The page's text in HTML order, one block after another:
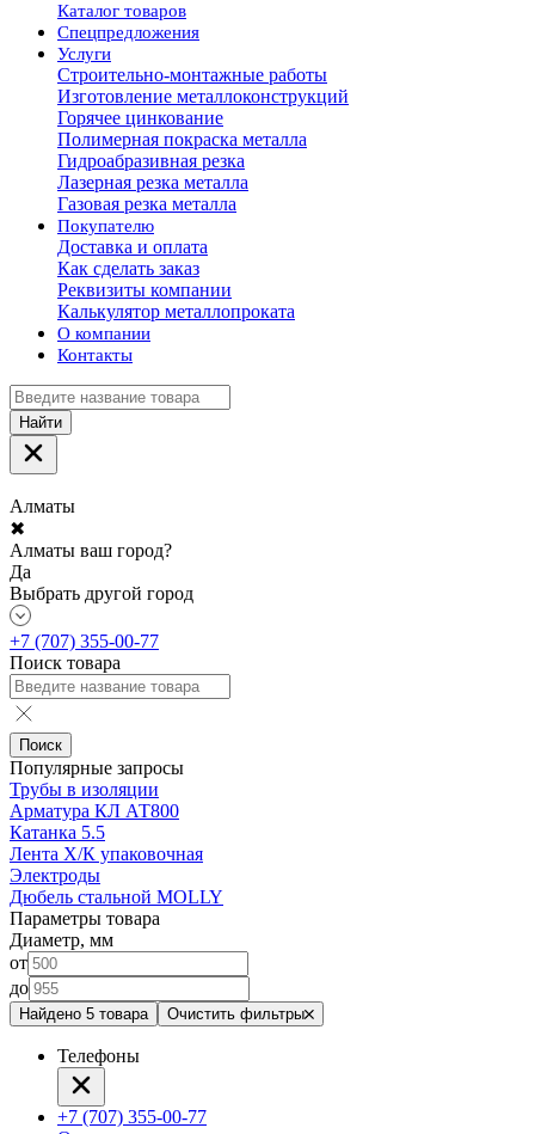
Каталог товаров
Спецпредложения
Услуги
Строительно-монтажные работы
Изготовление металлоконструкций
Горячее цинкование
Полимерная покраска металла
Гидроабразивная резка
Лазерная резка металла
Газовая резка металла
Покупателю
Доставка и оплата
Как сделать заказ
Реквизиты компании
Калькулятор металлопроката
О компании
Контакты
Найти
Алматы
✖
Алматы ваш город?
Да
Выбрать другой город
+7 (707) 355-00-77
Поиск товара
Поиск
Популярные запросы
Трубы в изоляции
Арматура КЛ АТ800
Катанка 5.5
Лента Х/К упаковочная
Электроды
Дюбель стальной MOLLY
Параметры товара
Диаметр, мм
от
до
Найдено 5 товара Очистить фильтры
Телефоны
+7 (707) 355-00-77